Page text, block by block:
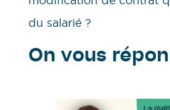
du salarié ?
On vous